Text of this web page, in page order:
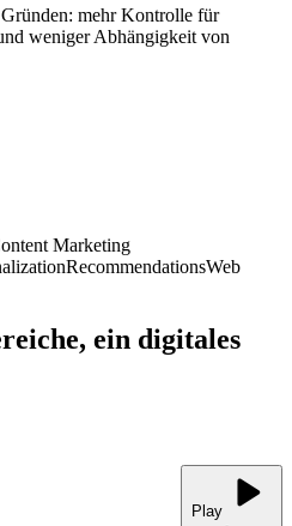
mehr Kontrolle für
weniger Abhängigkeit von
Marketing
RecommendationsWeb
ein digitales
Play play_arrow